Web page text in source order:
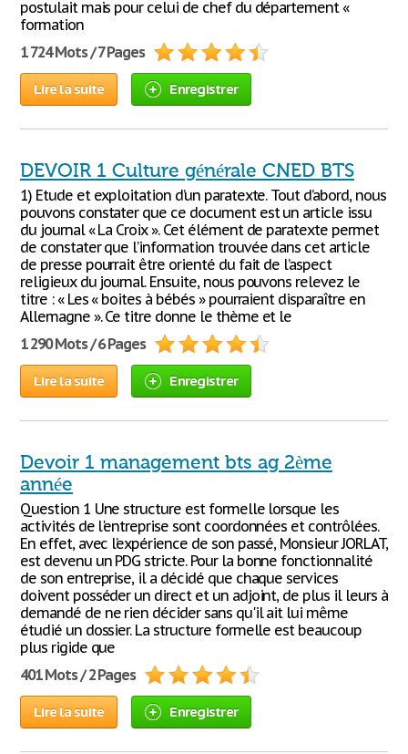
postulait mais pour celui de chef du département «
formation
1 724 Mots / 7 Pages
Lire la suite Enregistrer
DEVOIR 1 Culture générale CNED BTS
1) Etude et exploitation d’un paratexte. Tout d’abord, nous
pouvons constater que ce document est un article issu
du journal « La Croix ». Cet élément de paratexte permet
de constater que l’information trouvée dans cet article
de presse pourrait être orienté du fait de l’aspect
religieux du journal. Ensuite, nous pouvons relevez le
titre : « Les « boites à bébés » pourraient disparaître en
Allemagne ». Ce titre donne le thème et le
1 290 Mots / 6 Pages
Lire la suite Enregistrer
Devoir 1 management bts ag 2ème
année
Question 1 Une structure est formelle lorsque les
activités de l'entreprise sont coordonnées et contrôlées.
En effet, avec l’expérience de son passé, Monsieur JORLAT,
est devenu un PDG stricte. Pour la bonne fonctionnalité
de son entreprise, il a décidé que chaque services
doivent posséder un direct et un adjoint, de plus il leurs à
demandé de ne rien décider sans qu'il ait lui même
étudié un dossier. La structure formelle est beaucoup
plus rigide que
401 Mots / 2 Pages
Lire la suite Enregistrer